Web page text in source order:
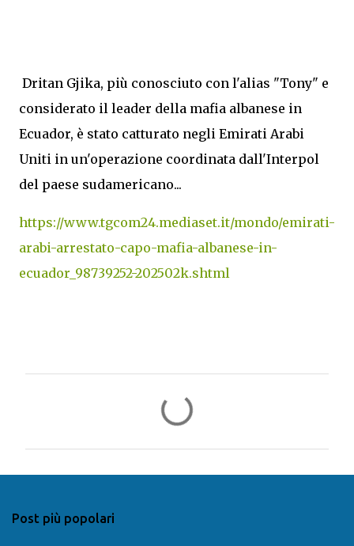
Dritan Gjika, più conosciuto con l'alias "Tony" e
considerato il leader della mafia albanese in
Ecuador, è stato catturato negli Emirati Arabi
Uniti in un'operazione coordinata dall'Interpol
del paese sudamericano...
https://www.tgcom24.mediaset.it/mondo/emirati-
arabi-arrestato-capo-mafia-albanese-in-
ecuador_98739252-202502k.shtml
Post più popolari